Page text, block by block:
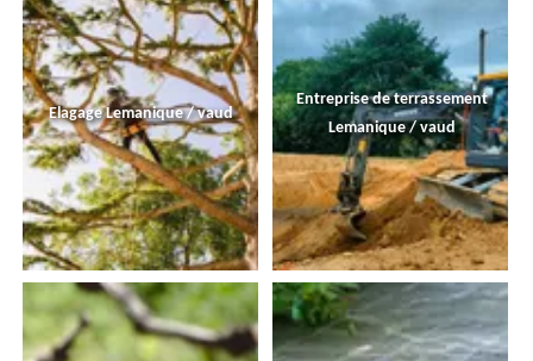
Elagage Lemanique / vaud
Entreprise de terrassement
Lemanique / vaud